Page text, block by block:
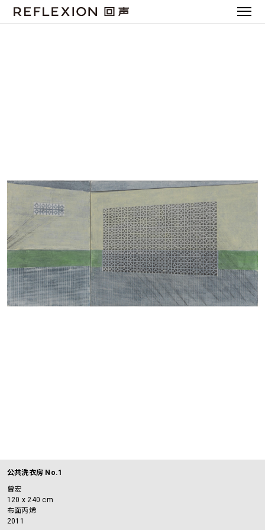
公共洗衣房 No.1
曾宏
120 x 240 cm
布面丙烯
2011